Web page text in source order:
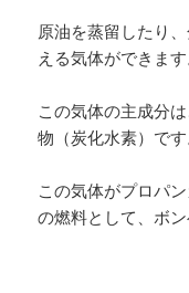
原油を蒸留したり
える気体ができます
この気体の主成分
物（炭化水素）です
この気体がプロパ
の燃料として、ボ